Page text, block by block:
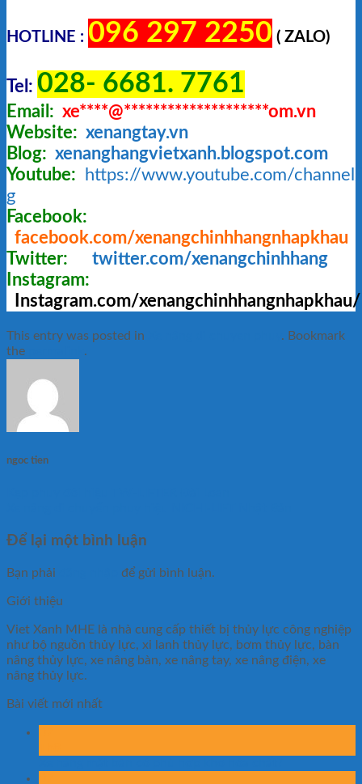
HOTLINE : 096 297 2250 ( ZALO)
Tel: 028- 6681. 7761
Email: xe****@********************om.vn
Website: xenangtay.vn
Blog: xenanghangvietxanh.blogspot.com
Youtube:
https://www.youtube.com/
g
Facebook:
facebook.com/xenangchinhhangnhapkhau
Twitter:
twitter.com/xenangchinhhang
Instagram:
Instagram.com/xenangchinhhangnhapkhau/
This entry was posted in
. Bookmark
the
.
ngoc tien
Để lại một bình luận
Bạn phải để gửi bình luận.
Giới thiệu
Viet Xanh MHE là nhà cung cấp thiết bị thủy lực công nghiệp
như bộ nguồn thủy lực, xi lanh thủy lực, bơm thủy lực, bàn
nâng thủy lực, xe nâng bàn, xe nâng tay, xe nâng điện, xe
nâng thủy lực.
Bài viết mới nhất